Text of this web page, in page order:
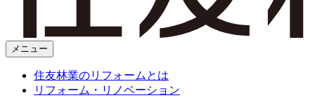
メニュー
住友林業のリフォームとは
リフォーム・リノベーション